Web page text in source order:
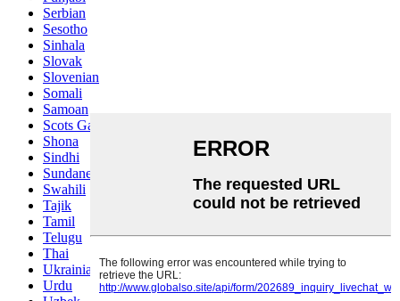
Serbian
Sesotho
Sinhala
Slovak
Slovenian
Somali
Samoan
Scots Gaelic
Shona
Sindhi
Sundanese
Swahili
Tajik
Tamil
Telugu
Thai
Ukrainian
Urdu